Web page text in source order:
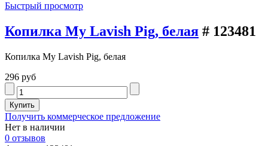
Быстрый просмотр
Копилка My Lavish Pig, белая # 123481
Копилка My Lavish Pig, белая
296 руб
Получить коммерческое предложение
Нет в наличии
0 отзывов